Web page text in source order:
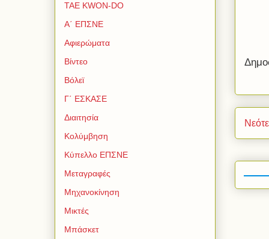
TAE KWON-DO
Α΄ ΕΠΣΝΕ
Αφιερώματα
Βίντεο
Βόλεϊ
Γ΄ ΕΣΚΑΣΕ
Διαιτησία
Κολύμβηση
Κύπελλο ΕΠΣΝΕ
Μεταγραφές
Μηχανοκίνηση
Μικτές
Μπάσκετ